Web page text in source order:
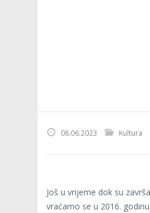
08.06.2023 Kultura
Još u vrijeme dok su
vraćamo se u 2016.